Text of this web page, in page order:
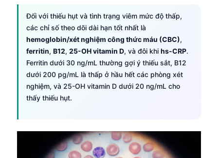
Đối với thiếu hụt và tình trạng viêm mức độ thấp,
các chỉ số theo dõi dài hạn tốt nhất là
hemoglobin/xét nghiệm công thức máu (CBC),
ferritin, B12, 25-OH vitamin D, và đôi khi hs-CRP.
Ferritin dưới 30 ng/mL thường gợi ý thiếu sắt, B12
dưới 200 pg/mL là thấp ở hầu hết các phòng xét
nghiệm, và 25-OH vitamin D dưới 20 ng/mL cho
thấy thiếu hụt.
Íslenska
Српски језик
Bosanski
Azərbaycan dili
日本語
Čeština
ქართული